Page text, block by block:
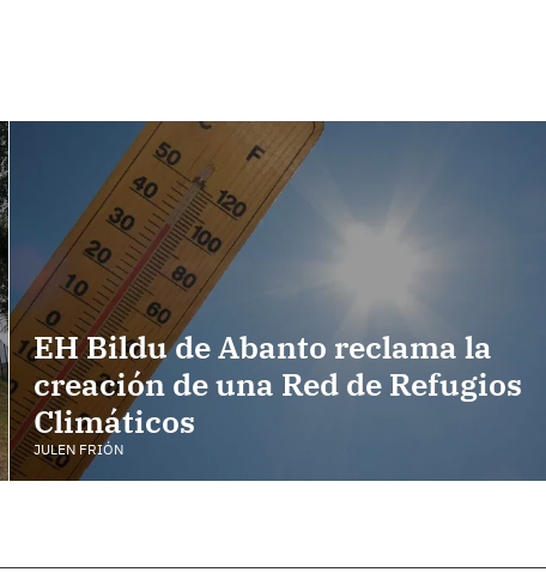
EH Bildu de Abanto reclama la
creación de una Red de Refugios
Climáticos
JULEN FRIÓN